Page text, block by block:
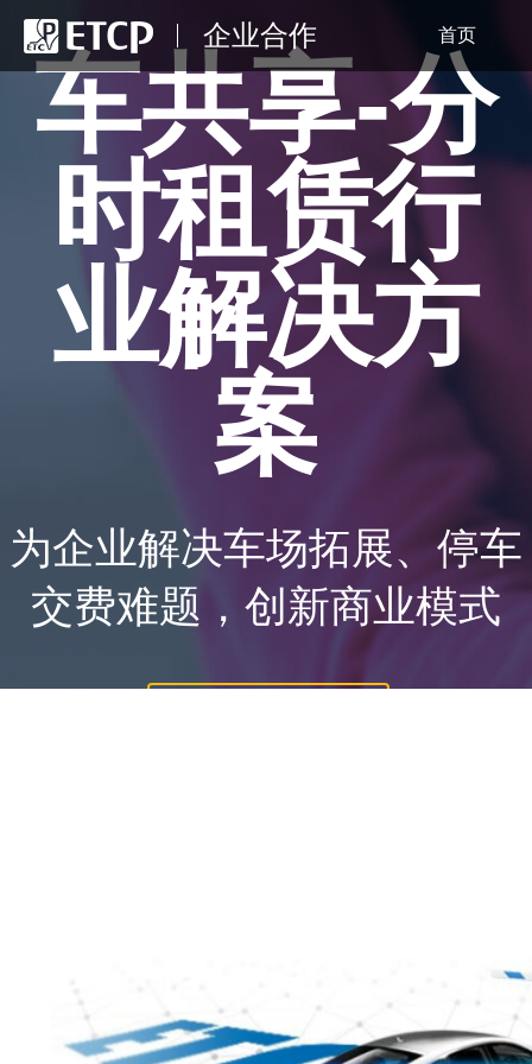
企业合作 首页
车共享-分
时租赁行
业解决方
案
为企业解决车场拓展、停车
交费难题，创新商业模式